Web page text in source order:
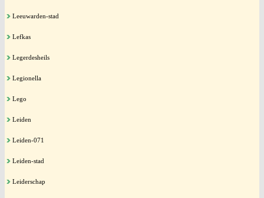
Leeuwarden-stad
Lefkas
Legerdesheils
Legionella
Lego
Leiden
Leiden-071
Leiden-stad
Leiderschap